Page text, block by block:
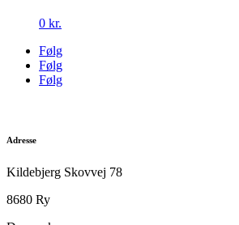
0 kr.
Følg
Følg
Følg
Adresse
Kildebjerg Skovvej 78
8680 Ry